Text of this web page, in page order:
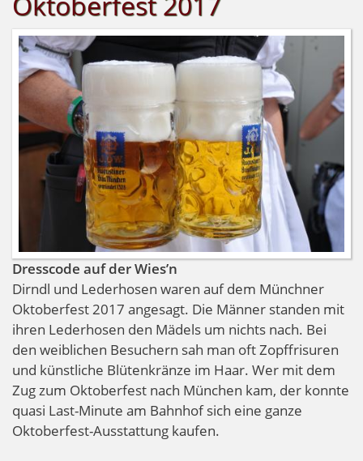
Dresscode auf der Wies’n
Dirndl und Lederhosen waren auf dem Münchner
Oktoberfest 2017 angesagt. Die Männer standen mit
ihren Lederhosen den Mädels um nichts nach. Bei
den weiblichen Besuchern sah man oft Zopffrisuren
und künstliche Blütenkränze im Haar. Wer mit dem
Zug zum Oktoberfest nach München kam, der konnte
quasi Last-Minute am Bahnhof sich eine ganze
Oktoberfest-Ausstattung kaufen.